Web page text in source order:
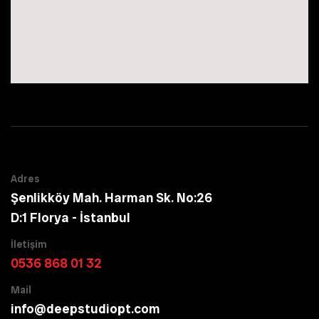
Adres
Şenlikköy Mah. Harman Sk. No:26
D:1 Florya - İstanbul
İletişim
0536 868 01 32
Mail
info@deepstudiopt.com